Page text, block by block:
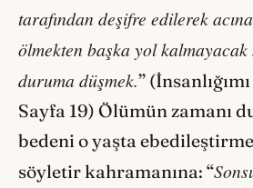
tarafından deşifre edilerek
ölmekten başka yol
duruma düşmek.”
Sayfa 19) Ölümün zamanı
bedeni o yaşta
söyletir kahramanına: “